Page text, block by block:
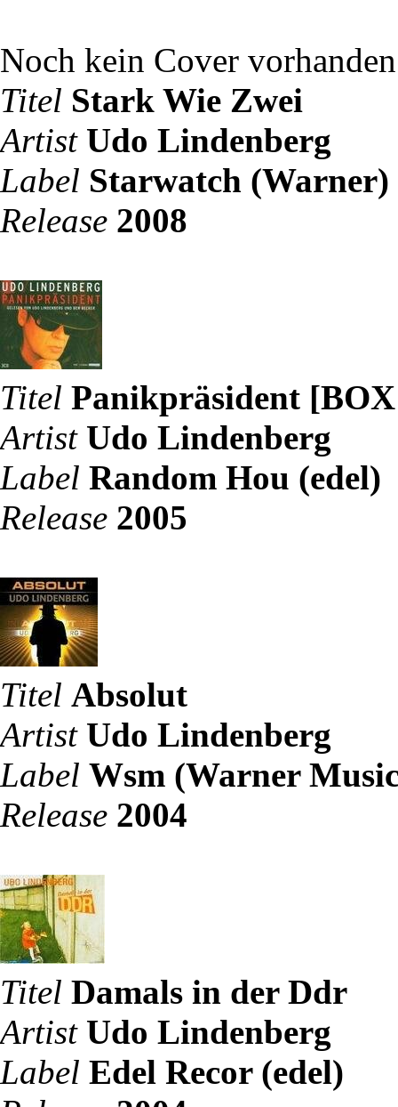
Noch kein Cover vorhanden
Titel Stark Wie Zwei
Artist Udo Lindenberg
Label Starwatch (Warner)
Release 2008
Titel Panikpräsident
Artist Udo Lindenberg
Label Random Hou (edel)
Release 2005
Titel Absolut
Artist Udo Lindenberg
Label Wsm (Warner
Release 2004
Titel Damals in der Ddr
Artist Udo Lindenberg
Label Edel Recor (edel)